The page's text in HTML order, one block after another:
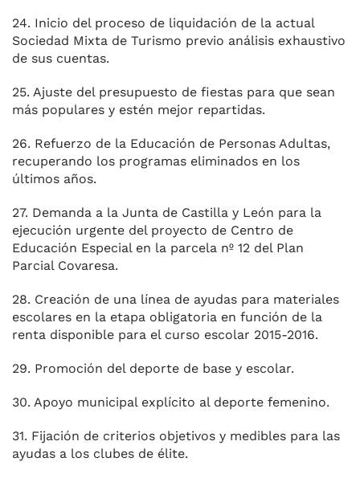
24. Inicio del proceso de liquidación de la actual
Sociedad Mixta de Turismo previo análisis exhaustivo
de sus cuentas.
25. Ajuste del presupuesto de fiestas para que sean
más populares y estén mejor repartidas.
26. Refuerzo de la Educación de Personas Adultas,
recuperando los programas eliminados en los
últimos años.
27. Demanda a la Junta de Castilla y León para la
ejecución urgente del proyecto de Centro de
Educación Especial en la parcela nº 12 del Plan
Parcial Covaresa.
28. Creación de una línea de ayudas para materiales
escolares en la etapa obligatoria en función de la
renta disponible para el curso escolar 2015-2016.
29. Promoción del deporte de base y escolar.
30. Apoyo municipal explícito al deporte femenino.
31. Fijación de criterios objetivos y medibles para las
ayudas a los clubes de élite.